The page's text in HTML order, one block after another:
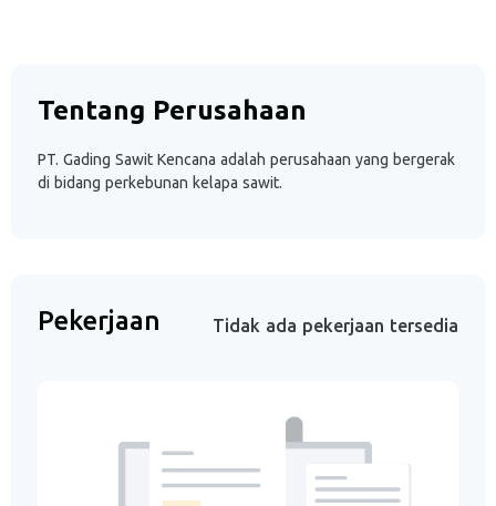
Tentang Perusahaan
PT. Gading Sawit Kencana adalah perusahaan yang bergerak
di bidang perkebunan kelapa sawit.
Pekerjaan Tidak ada pekerjaan tersedia